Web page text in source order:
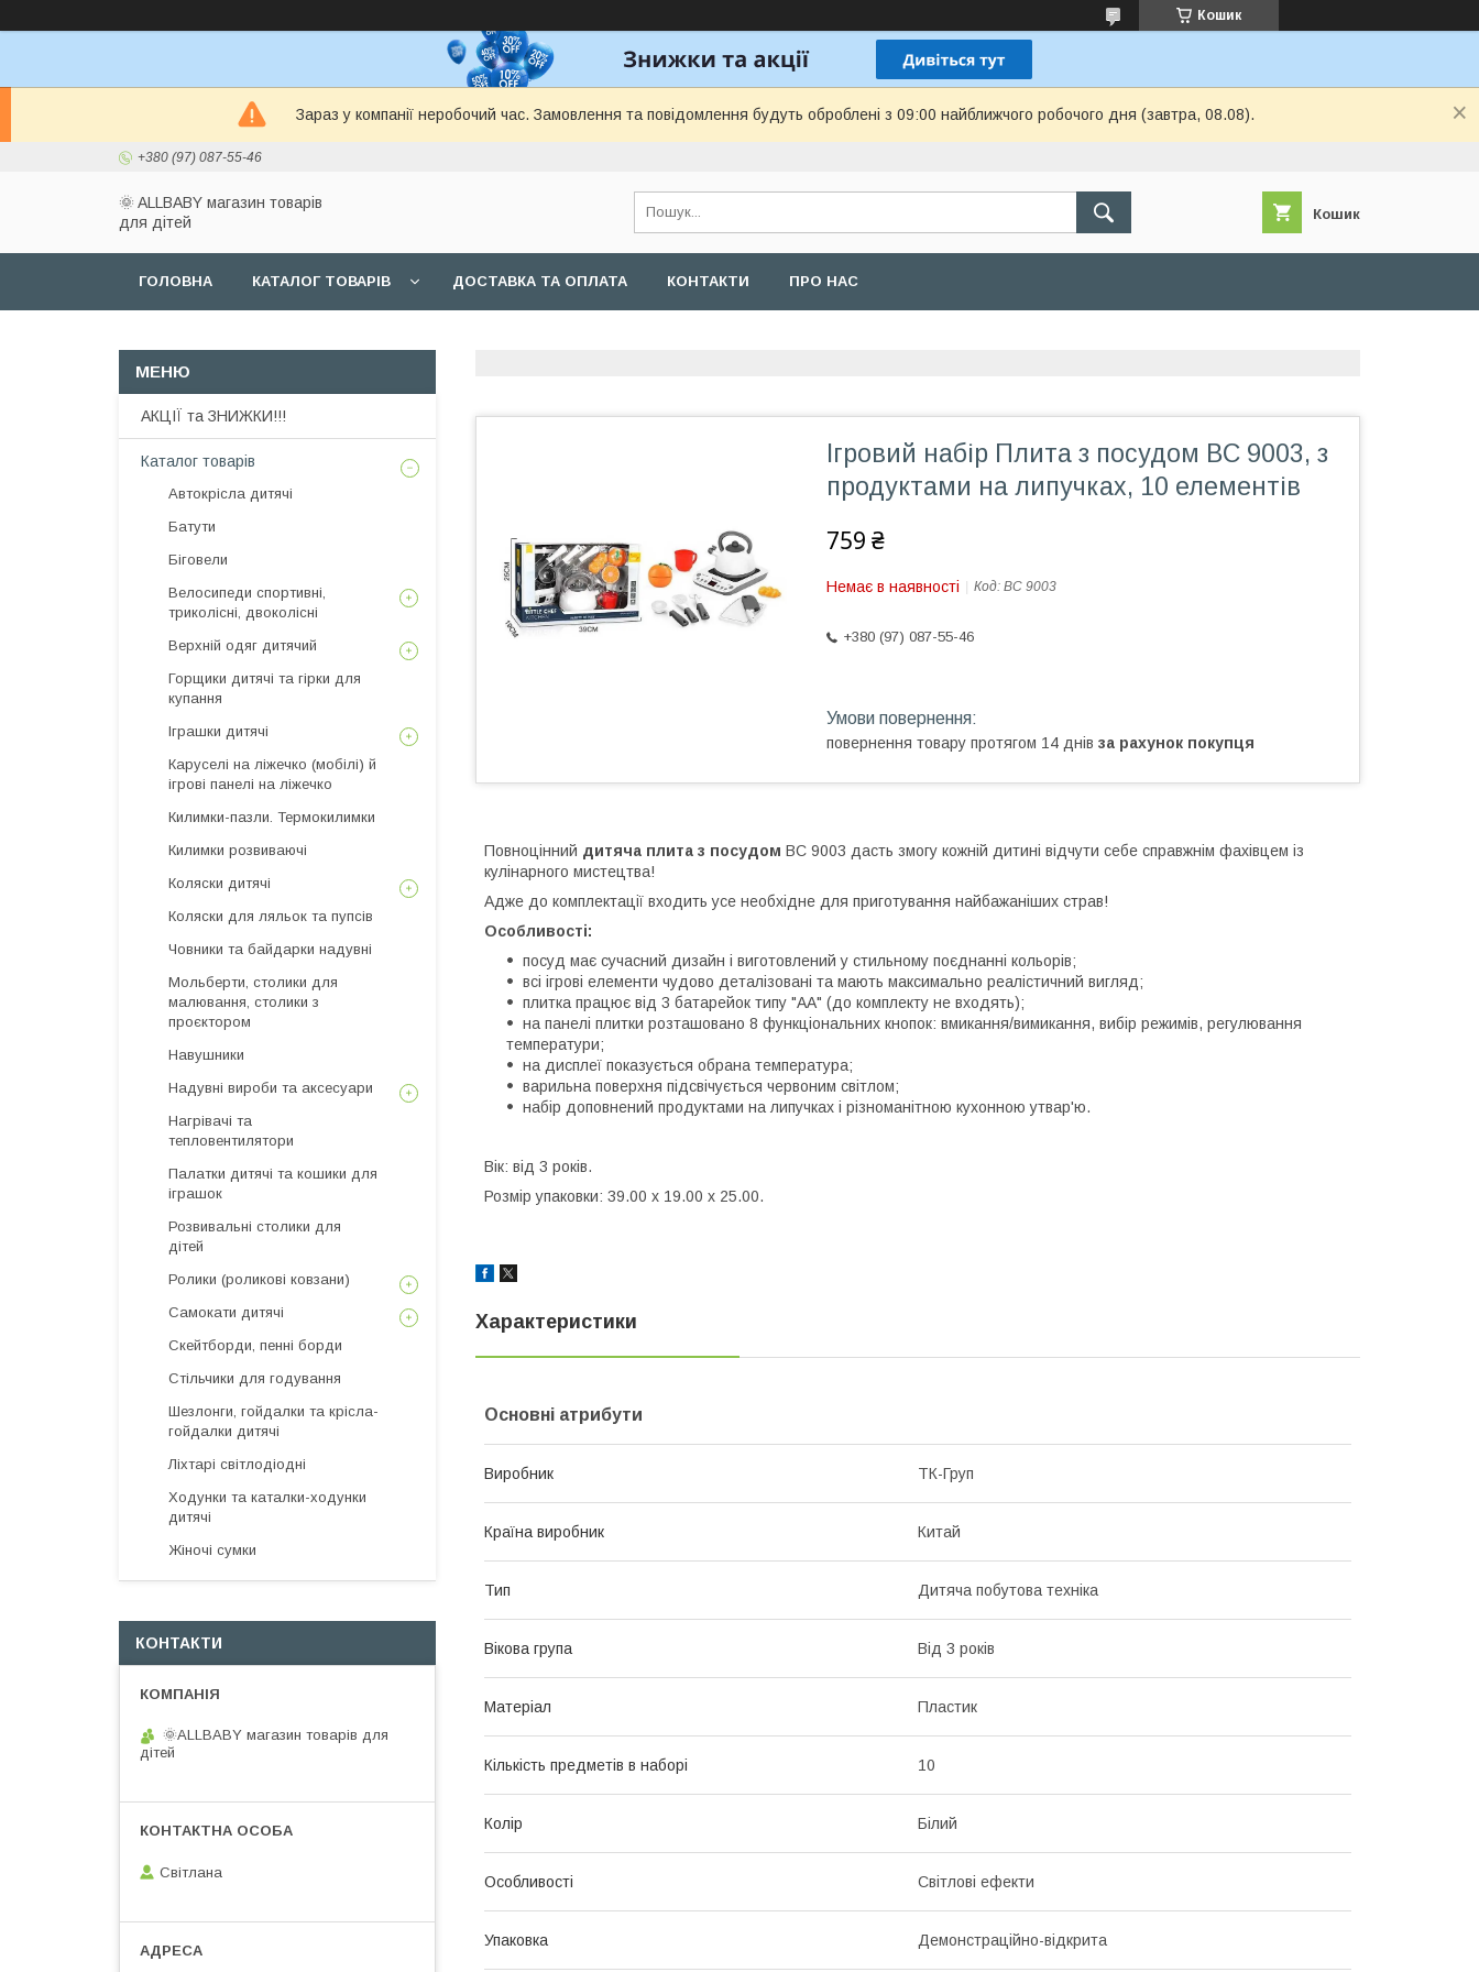
Кошик
Зараз у компанії неробочий час. Замовлення та повідомлення будуть оброблені з 09:00 найближчого робочого дня (завтра, 08.08).
+380 (97) 087-55-46
🌞 ALLBABY магазин товарів
для дітей
Кошик
ГОЛОВНА КАТАЛОГ ТОВАРІВ ДОСТАВКА ТА ОПЛАТА КОНТАКТИ ПРО НАС
Ігровий набір Плита з посудом BC 9003, з
продуктами на липучках, 10 елементів
759 ₴
Немає в наявності Код: BC 9003
+380 (97) 087-55-46
повернення товару протягом 14 днів за рахунок покупця
Повноцінний дитяча плита з посудом BC 9003 дасть змогу кожній дитині відчути себе справжнім фахівцем із
кулінарного мистецтва!
Адже до комплектації входить усе необхідне для приготування найбажаніших страв!
Особливості:
посуд має сучасний дизайн і виготовлений у стильному поєднанні кольорів;
всі ігрові елементи чудово деталізовані та мають максимально реалістичний вигляд;
плитка працює від 3 батарейок типу "АА" (до комплекту не входять);
на панелі плитки розташовано 8 функціональних кнопок: вмикання/вимикання, вибір режимів, регулювання
температури;
на дисплеї показується обрана температура;
варильна поверхня підсвічується червоним світлом;
набір доповнений продуктами на липучках і різноманітною кухонною утвар'ю.
Вік: від 3 років.
Розмір упаковки: 39.00 x 19.00 x 25.00.
Характеристики
Основні атрибути
Виробник ТК-Груп
Країна виробник Китай
Тип Дитяча побутова техніка
Вікова група Від 3 років
Матеріал Пластик
Кількість предметів в наборі 10
Колір Білий
Особливості Світлові ефекти
Упаковка Демонстраційно-відкрита
АКЦІЇ та ЗНИЖКИ!!!
Каталог товарів
Автокрісла дитячі
Батути
Біговели
Велосипеди спортивні,
триколісні, двоколісні
Верхній одяг дитячий
Горщики дитячі та гірки для
купання
Іграшки дитячі
Каруселі на ліжечко (мобілі) й
ігрові панелі на ліжечко
Килимки-пазли. Термокилимки
Килимки розвиваючі
Коляски дитячі
Коляски для ляльок та пупсів
Човники та байдарки надувні
Мольберти, столики для
малювання, столики з
проєктором
Навушники
Надувні вироби та аксесуари
Нагрівачі та
тепловентилятори
Палатки дитячі та кошики для
іграшок
Розвивальні столики для
дітей
Ролики (роликові ковзани)
Самокати дитячі
Скейтборди, пенні борди
Стільчики для годування
Шезлонги, гойдалки та крісла-
гойдалки дитячі
Ліхтарі світлодіодні
Ходунки та каталки-ходунки
дитячі
Жіночі сумки
КОНТАКТИ
🌞ALLBABY магазин товарів для
дітей
Світлана